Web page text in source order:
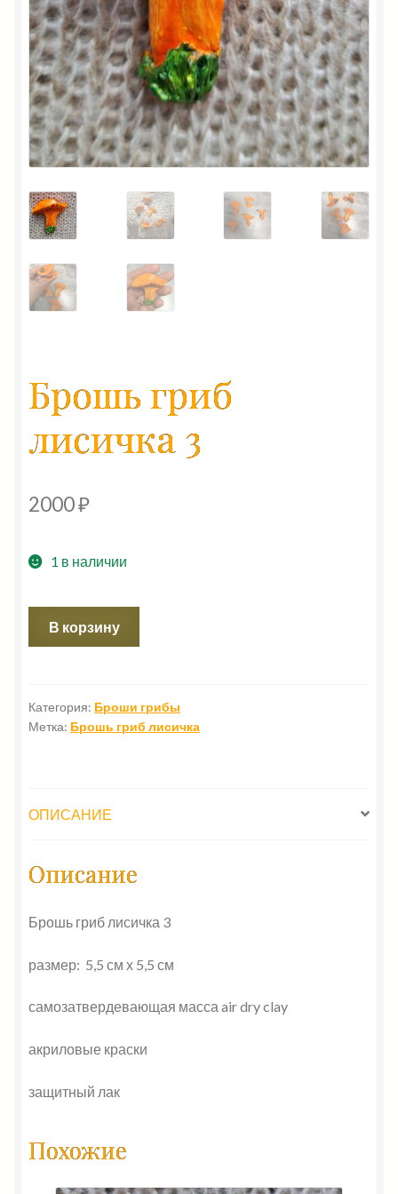
Брошь гриб
лисичка 3
2000₽
1 в наличии
лисичка
3
В корзину
Категория: Броши грибы
Метка: Брошь гриб лисичка
ОПИСАНИЕ
Описание
Брошь гриб лисичка 3
размер: 5,5 см х 5,5 см
самозатвердевающая масса air dry clay
акриловые краски
защитный лак
Похожие